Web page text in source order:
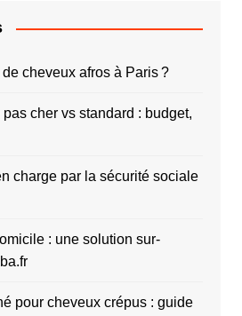
cheveux afros à Paris ?
cher vs standard : budget,
charge par la sécurité sociale
: une solution sur-
pour cheveux crépus : guide